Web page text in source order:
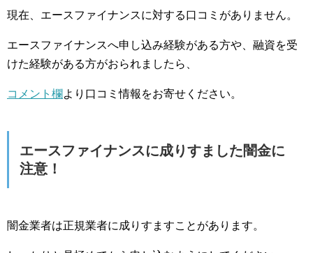
現在、エースファイナンスに対する口コミがありません。
エースファイナンスへ申し込み経験がある方や、融資を受
けた経験がある方がおられましたら、
コメント欄より口コミ情報をお寄せください。
エースファイナンスに成りすました闇金に
注意！
闇金業者は正規業者に成りすますことがあります。